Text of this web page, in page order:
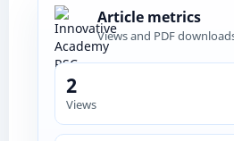
Article metrics
Views and PDF
2
Views